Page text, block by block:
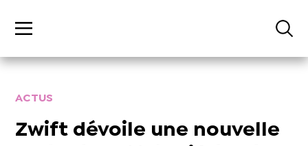
ACTUS
Zwift dévoile une nouvelle